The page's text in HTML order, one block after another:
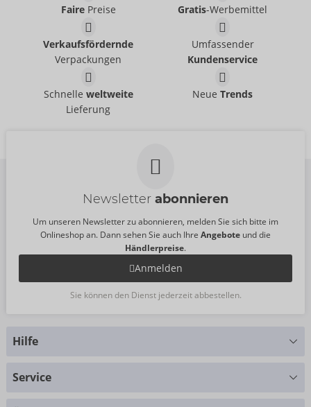
Fun Factory
07539200000
Tester SHARE LITE
Fun Factory
07539470000
0,00 €
Tester VIOLA
07540130000
Tester JAM
FairePreise Gratis-Werbemittel
Verkaufsfördernde
Verpackungen
Umfassender
Kundenservice
Schnelle weltweite
Lieferung
NeueTrends
Newsletter abonnieren
Um unseren Newsletter zu abonnieren, melden Sie sich bitte im
Onlineshop an. Dann sehen Sie auch Ihre Angebote und die
Händlerpreise.
Anmelden
Sie können den Dienst jederzeit abbestellen.
Hilfe
Service